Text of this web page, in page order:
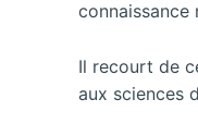
connaissance
Il recourt de
aux sciences